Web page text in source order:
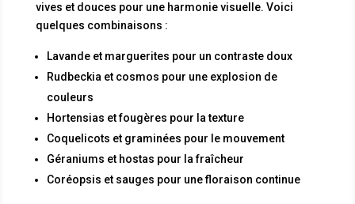
vives et douces pour une harmonie visuelle. Voici
quelques combinaisons :
Lavande et marguerites pour un contraste doux
Rudbeckia et cosmos pour une explosion de
couleurs
Hortensias et fougères pour la texture
Coquelicots et graminées pour le mouvement
Géraniums et hostas pour la fraîcheur
Coréopsis et sauges pour une floraison continue